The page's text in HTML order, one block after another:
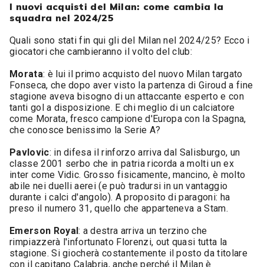
I nuovi acquisti del Milan: come cambia la
squadra nel 2024/25
Quali sono stati fin qui gli del Milan nel 2024/25? Ecco i
giocatori che cambieranno il volto del club:
Morata: è lui il primo acquisto del nuovo Milan targato
Fonseca, che dopo aver visto la partenza di Giroud a fine
stagione aveva bisogno di un attaccante esperto e con
tanti gol a disposizione. E chi meglio di un calciatore
come Morata, fresco campione d'Europa con la Spagna,
che conosce benissimo la Serie A?
Pavlovic: in difesa il rinforzo arriva dal Salisburgo, un
classe 2001 serbo che in patria ricorda a molti un ex
inter come Vidic. Grosso fisicamente, mancino, è molto
abile nei duelli aerei (e può tradursi in un vantaggio
durante i calci d'angolo). A proposito di paragoni: ha
preso il numero 31, quello che apparteneva a Stam.
Emerson Royal: a destra arriva un terzino che
rimpiazzerà l'infortunato Florenzi, out quasi tutta la
stagione. Si giocherà costantemente il posto da titolare
con il capitano Calabria, anche perché il Milan è